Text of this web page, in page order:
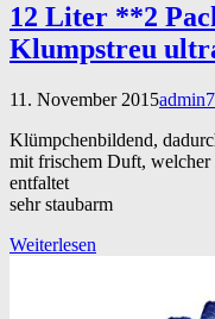
12 Liter **2
Klumpstreu
11. November 2015
Klümpchenbildend,
mit frischem Duft,
entfaltet
sehr staubarm
Weiterlesen